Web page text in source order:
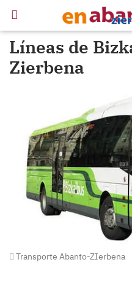
Líneas de
Zierbena
Transporte Abanto-ZIerbena